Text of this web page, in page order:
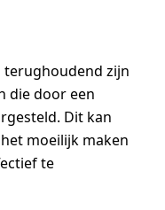
terughoudend zijn
die door een
Dit kan
moeilijk maken
te